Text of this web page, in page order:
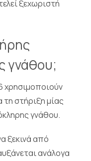
ξεχωριστή
γνάθου;
χρησιμοποιούν
τη στήριξη μίας
γνάθου.
ξεκινά από
ανάλογα